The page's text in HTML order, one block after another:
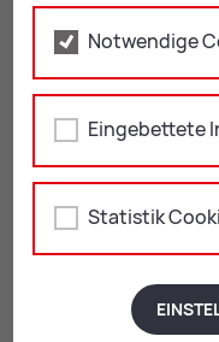
Künstlerischer
Sommerphilharmonie
Notwendige
Eingebettete
Statistik